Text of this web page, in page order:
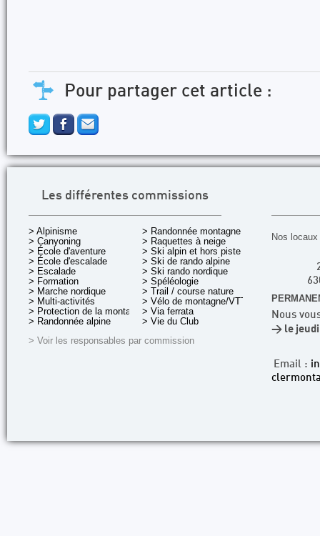
Pour partager cet article :
Les différentes commissions
> Alpinisme
> Canyoning
> École d'aventure
> École d'escalade
> Escalade
> Formation
> Marche nordique
> Multi-activités
> Protection de la montagne
> Randonnée alpine
> Randonnée montagne
> Raquettes à neige
> Ski alpin et hors piste
> Ski de rando alpine
> Ski rando nordique
> Spéléologie
> Trail / course nature
> Vélo de montagne/VTT
> Via ferrata
> Vie du Club
> Voir les responsables par commission
Nos
Nous
> le jeudi
Email :